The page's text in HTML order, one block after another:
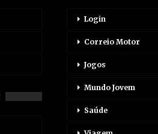
Login
Correio Motor
Jogos
Mundo Jovem
Saúde